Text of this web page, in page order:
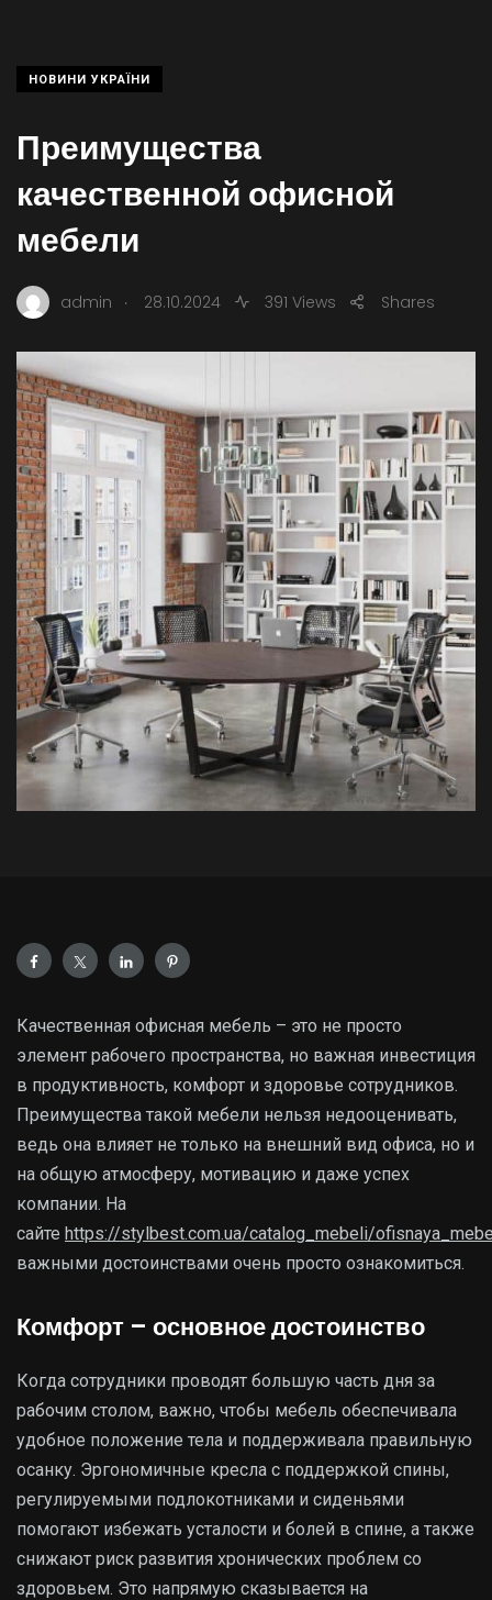
НОВИНИ УКРАЇНИ
Преимущества
качественной офисной
мебели
admin . 28.10.2024 391 Views Shares
Качественная офисная мебель – это не просто
элемент рабочего пространства, но важная инвестиция
в продуктивность, комфорт и здоровье сотрудников.
Преимущества такой мебели нельзя недооценивать,
ведь она влияет не только на внешний вид офиса, но и
на общую атмосферу, мотивацию и даже успех
компании. На
сайте https://stylbest.com.ua/catalog_mebeli/
важными достоинствами очень просто ознакомиться.
Комфорт – основное достоинство
Когда сотрудники проводят большую часть дня за
рабочим столом, важно, чтобы мебель обеспечивала
удобное положение тела и поддерживала правильную
осанку. Эргономичные кресла с поддержкой спины,
регулируемыми подлокотниками и сиденьями
помогают избежать усталости и болей в спине, а также
снижают риск развития хронических проблем со
здоровьем. Это напрямую сказывается на